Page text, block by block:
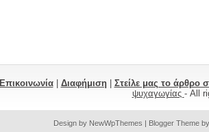
Επικοινωνία| Διαφήμιση| Στείλε μας το άρθρο
ψυχαγωγίας - All
Design by NewWpThemes | Blogger Theme